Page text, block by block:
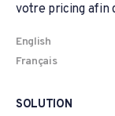
votre pricing afin
English
Français
SOLUTION